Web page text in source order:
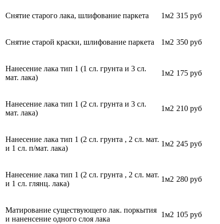
Снятие старого лака, шлифование паркета 1м2 315 руб
Снятие старой краски, шлифование паркета 1м2 350 руб
Нанесение лака тип 1 (1 сл. грунта и 3 сл.
мат. лака)
1м2 175 руб
Нанесение лака тип 1 (2 сл. грунта и 3 сл.
мат. лака)
1м2 210 руб
Нанесение лака тип 1 (2 сл. грунта , 2 сл. мат.
и 1 сл. п/мат. лака)
1м2 245 руб
Нанесение лака тип 1 (2 сл. грунта , 2 сл. мат.
и 1 сл. глянц. лака)
1м2 280 руб
Матирование существующего лак. поркытия
и наненсение одного слоя лака
1м2 105 руб